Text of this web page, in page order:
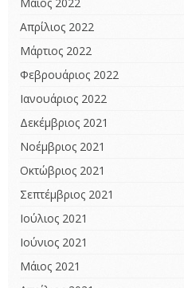
Απρίλιος 2022
Μάρτιος 2022
Φεβρουάριος 2022
Ιανουάριος 2022
Δεκέμβριος 2021
Νοέμβριος 2021
Οκτώβριος 2021
Σεπτέμβριος 2021
Ιούλιος 2021
Ιούνιος 2021
Μάιος 2021